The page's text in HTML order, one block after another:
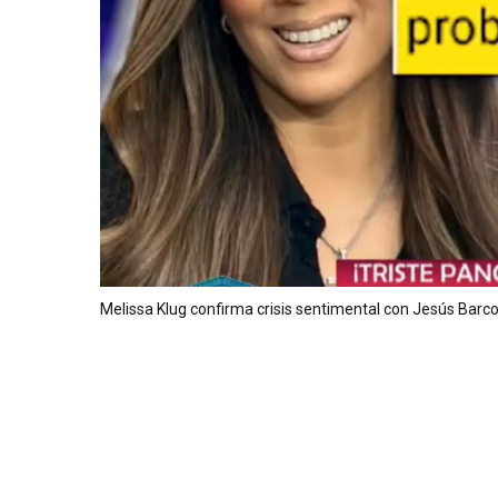
Melissa Klug confirma crisis sentimental con Jesús Barco